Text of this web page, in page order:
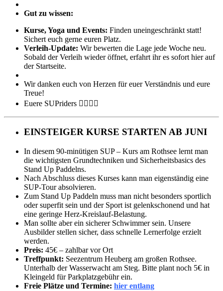
Gut zu wissen:
Kurse, Yoga und Events: Finden uneingeschränkt statt!
Sichert euch gerne euren Platz.
Verleih-Update: Wir bewerten die Lage jede Woche neu.
Sobald der Verleih wieder öffnet, erfahrt ihr es sofort hier auf
der Startseite.
Wir danken euch von Herzen für euer Verständnis und eure
Treue!
Euere SUPriders 🏄‍♂️🧘‍♀️
EINSTEIGER KURSE STARTEN AB JUNI
In diesem 90-minütigen SUP – Kurs am Rothsee lernt man
die wichtigsten Grundtechniken und Sicherheitsbasics des
Stand Up Paddelns.
Nach Abschluss dieses Kurses kann man eigenständig eine
SUP-Tour absolvieren.
Zum Stand Up Paddeln muss man nicht besonders sportlich
oder superfit sein und der Sport ist gelenkschonend und hat
eine geringe Herz-Kreislauf-Belastung.
Man sollte aber ein sicherer Schwimmer sein. Unsere
Ausbilder stellen sicher, dass schnelle Lernerfolge erzielt
werden.
Preis: 45€ – zahlbar vor Ort
Treffpunkt: Seezentrum Heuberg am großen Rothsee.
Unterhalb der Wasserwacht am Steg. Bitte plant noch 5€ in
Kleingeld für Parkplatzgebühr ein.
Freie Plätze und Termine: hier entlang